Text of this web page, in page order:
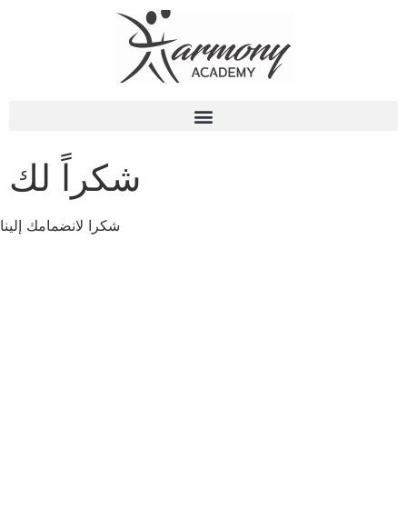
شكراً لك
شكرا لانضمامك إلينا